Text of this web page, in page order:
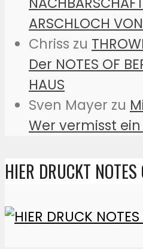
ARSCHLOCH
Chriss zu
Der NOTES OF
HAUS
Sven Mayer zu
Wer vermisst
HIER DRUCKT